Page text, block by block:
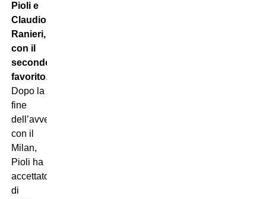
Pioli e
Claudio
Ranieri,
con il
secondo
favorito.
Dopo la
fine
dell’avventura
con il
Milan,
Pioli ha
accettato
di